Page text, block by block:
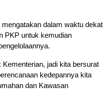
dalam waktu dekat
PKP untuk kemudian
jadi kita bersurat
kedepannya kita
dan Kawasan